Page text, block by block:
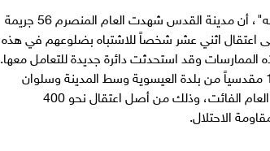
أوضح قائد شرطة الاحتلال الإسرائيلي في القدس "يوسي برينتيه"، أن مدينة القدس شهدت العام المنصرم 56 جريمة
اعتقال اثني عشر شخصاً للاشتباه بضلوعهم في هذه
الممارسات وقد استحدثت دائرة جديدة للتعامل معها.
على صعيد آخر اعترف "برينتيه" باعتقال شرطته عام 2012 ، 150 مقدسياً من بلدة العيسوية وسط المدينة وسلوان
جنوب الأقصى خلال المواجهات التي شهدتها البلدتين على مدار العام الفائت، وذلك من أصل اعتقال نحو 400
الاحتلال.